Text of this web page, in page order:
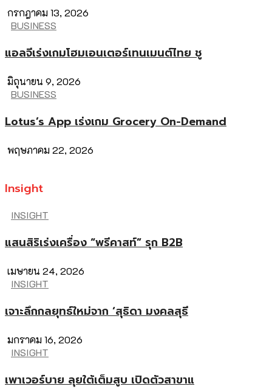
กรกฎาคม 13, 2026
BUSINESS
แอลจีเร่งเกมโฮมเอนเตอร์เทนเมนต์ไทย ชู
มิถุนายน 9, 2026
BUSINESS
Lotus’s App เร่งเกม Grocery On-Demand
พฤษภาคม 22, 2026
Insight
INSIGHT
แสนสิริเร่งเครื่อง “พรีคาสท์” รุก B2B
เมษายน 24, 2026
INSIGHT
เจาะลึกกลยุทธ์ใหม่จาก ‘สุธิดา มงคลสุธี
มกราคม 16, 2026
INSIGHT
เพาเวอร์บาย ลุยใต้เต็มสูบ เปิดตัวสาขาแ